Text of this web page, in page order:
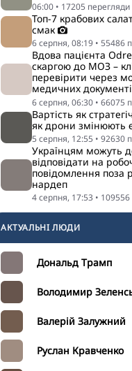
06:00 • 17205 перегляди
Топ-7 крабових
смак
6 серпня, 08:19 • 55486
Вдова пацієнта
скаргою до МОЗ –
перевірити через
медичних
6 серпня, 06:30 • 66075
Вартість як
як дрони змінюють
5 серпня, 12:55 • 92630
Українцям можуть
відповідати на
повідомлення поза
нардеп
4 серпня, 17:53 • 109556
АКТУАЛЬНI ЛЮДИ
Дональд Трамп
Володимир
Валерій Залужний
Руслан Кравченко